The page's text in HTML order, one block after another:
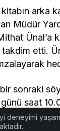
arka
Müdür
Ünal’a
etti.
sonraki
saat
deneyimi